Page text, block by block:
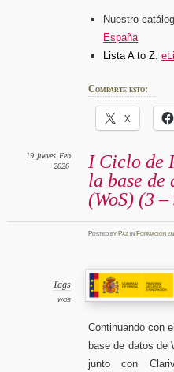
Nuestro
España
Lista A to Z:
Comparte esto:
X
I Ciclo de
la base de
(WoS) (3
19 jueves Feb
2026
Postedby Paz in Formación
Tags
WOS
Continuando con
base de datos de
junto con